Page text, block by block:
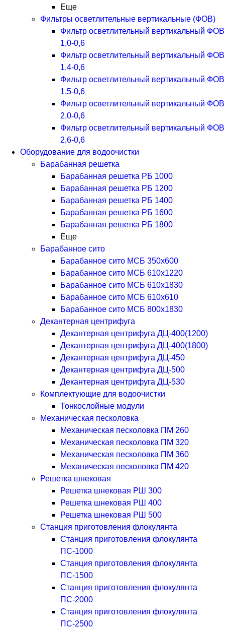
Еще
Фильтры осветлительные вертикальные (ФОВ)
Фильтр осветлительный вертикальный ФОВ
1,0-0,6
Фильтр осветлительный вертикальный ФОВ
1,4-0,6
Фильтр осветлительный вертикальный ФОВ
1,5-0,6
Фильтр осветлительный вертикальный ФОВ
2,0-0,6
Фильтр осветлительный вертикальный ФОВ
2,6-0,6
Оборудование для водоочистки
Барабанная решетка
Барабанная решетка РБ 1000
Барабанная решетка РБ 1200
Барабанная решетка РБ 1400
Барабанная решетка РБ 1600
Барабанная решетка РБ 1800
Еще
Барабанное сито
Барабанное сито МСБ 350x600
Барабанное сито МСБ 610x1220
Барабанное сито МСБ 610x1830
Барабанное сито МСБ 610x610
Барабанное сито МСБ 800x1830
Декантерная центрифуга
Декантерная центрифуга ДЦ-400(1200)
Декантерная центрифуга ДЦ-400(1800)
Декантерная центрифуга ДЦ-450
Декантерная центрифуга ДЦ-500
Декантерная центрифуга ДЦ-530
Комплектующие для водоочистки
Тонкослойные модули
Механическая песколовка
Механическая песколовка ПM 260
Механическая песколовка ПM 320
Механическая песколовка ПM 360
Механическая песколовка ПM 420
Решетка шнековая
Решетка шнековая РШ 300
Решетка шнековая РШ 400
Решетка шнековая РШ 500
Станция приготовления флокулянта
Станция приготовления флокулянта
ПС-1000
Станция приготовления флокулянта
ПС-1500
Станция приготовления флокулянта
ПС-2000
Станция приготовления флокулянта
ПС-2500